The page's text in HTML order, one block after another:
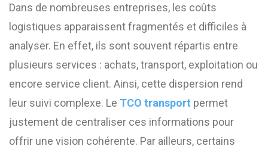
Dans de nombreuses entreprises, les coûts
logistiques apparaissent fragmentés et difficiles à
analyser. En effet, ils sont souvent répartis entre
plusieurs services : achats, transport, exploitation ou
encore service client. Ainsi, cette dispersion rend
leur suivi complexe. Le TCO transport permet
justement de centraliser ces informations pour
offrir une vision cohérente. Par ailleurs, certains